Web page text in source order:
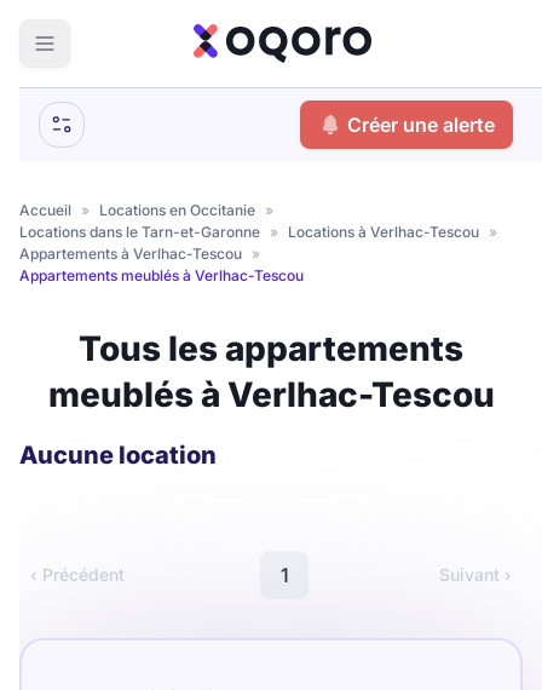
Votre
Que recherchez-vous ?
Colocation Coliving
Résidence étudiante
recherche
Créer une alerte
Accueil » Locations en Occitanie »
Locations dans le Tarn-et-Garonne » Locations à Verlhac-Tescou »
Appartements à Verlhac-Tescou »
Appartements meublés à Verlhac-Tescou
Tous les appartements
meublés à Verlhac-Tescou
Aucune location
‹ Précédent 1 Suivant ›